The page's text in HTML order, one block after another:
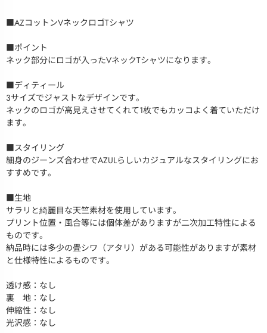
■AZコットンVネックロゴTシャツ
■ポイント
ネック部分にロゴが入ったVネックTシャツになります。
■ディティール
3サイズでジャストなデザインです。
ネックのロゴが高見えさせてくれて1枚でもカッコよく着ていただけ
ます。
■スタイリング
細身のジーンズ合わせでAZULらしいカジュアルなスタイリングにお
すすめです。
■生地
サラリと綺麗目な天竺素材を使用しています。
プリント位置・風合等には個体差がありますが二次加工特性による
ものです。
納品時には多少の畳シワ（アタリ）がある可能性がありますが素材
と仕様特性によるものです。
透け感：なし
裏 地：なし
伸縮性：なし
光沢感：なし